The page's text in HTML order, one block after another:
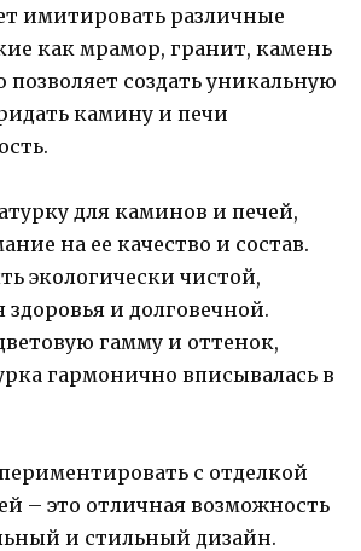
имитировать различные
как мрамор, гранит, камень
позволяет создать уникальную
камину и печи
для каминов и печей,
на ее качество и состав.
экологически чистой,
здоровья и долговечной.
гамму и оттенок,
гармонично вписывалась в
с отделкой
– это отличная возможность
и стильный дизайн.